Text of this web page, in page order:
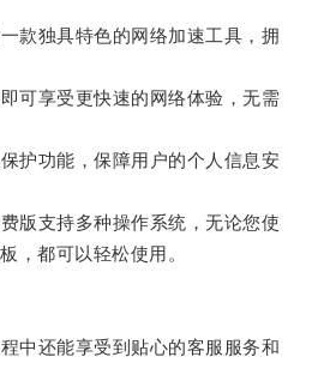
独具特色的网络加速工具，拥
享受更快速的网络体验，无需
功能，保障用户的个人信息安
支持多种操作系统，无论您使
，都可以轻松使用。
还能享受到贴心的客服服务和